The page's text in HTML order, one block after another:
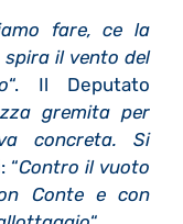
fare, ce la
spira il vento del
“. Il Deputato
gremita per
concreta. Si
“Contro il vuoto
Conte e con